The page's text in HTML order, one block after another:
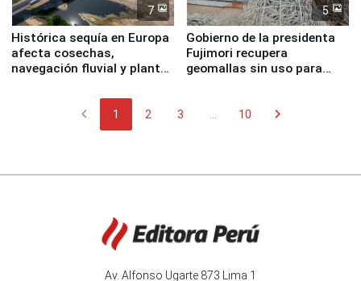
7
Histórica sequía en Europa
afecta cosechas,
navegación fluvial y plantas
5
Gobierno de la presidenta
Fujimori recupera
geomallas sin uso para
chevron_left 1 2 3 ... 10 chevron_right
Av. Alfonso Ugarte 873 Lima 1